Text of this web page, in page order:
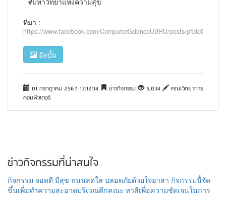
#มหาวิทยาแห่งความสุข
ที่มา :
https://www.facebook.com/ComputerScienceUBRU/posts/
อัลบั้ม
01 กรกฎาคม 2567 13:12:14 ข่าวกิจกรรม 5,034
คณะวิทยาการ
คอมพิวเตอร์
ข่าวกิจกรรมที่น่าสนใจ
กิจกรรม จอดดี มีสุข ถนนสดใส ปลอดภัยด้วยใจอาสา กิจกรรมนี้จัด
ขึ้นเพื่อทำความสะอาดบริเวณตึกคณะ ทาสีเพื่อความชัดเจนในการ